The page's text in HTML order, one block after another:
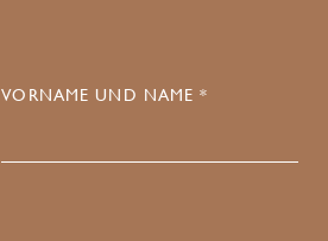
VORNAME UND NAME *